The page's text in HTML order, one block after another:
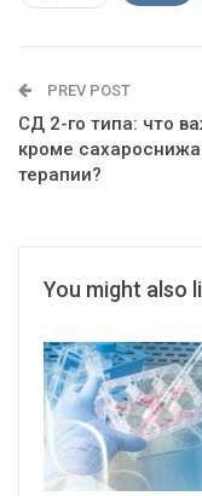
PREV POST
СД 2-го типа: что
кроме
терапии?
You might also